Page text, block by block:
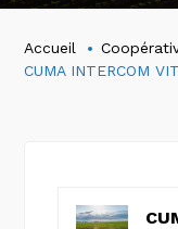
Accueil
CUMA INTERCOM